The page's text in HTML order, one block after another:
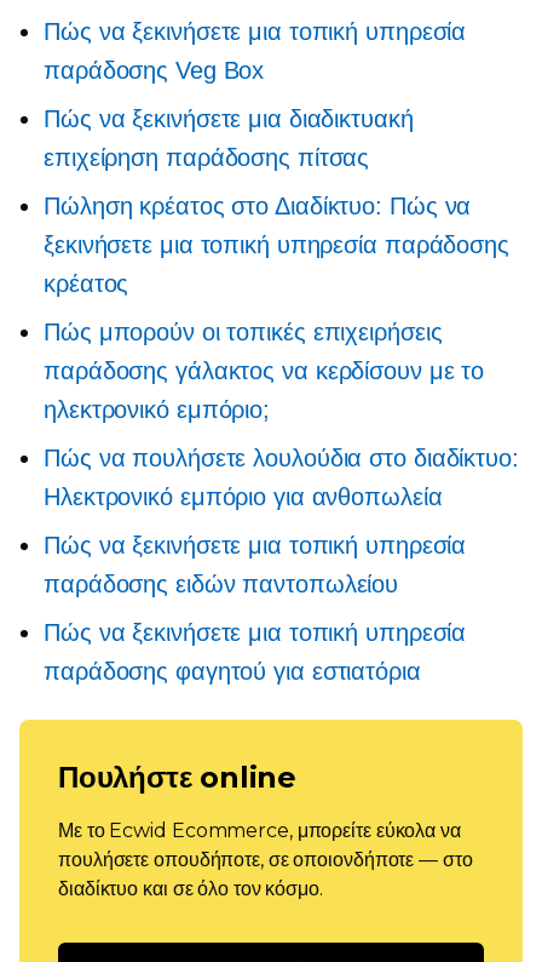
Πώς να ξεκινήσετε μια τοπική υπηρεσία
παράδοσης Veg Box
Πώς να ξεκινήσετε μια διαδικτυακή
επιχείρηση παράδοσης πίτσας
Πώληση κρέατος στο Διαδίκτυο: Πώς να
ξεκινήσετε μια τοπική υπηρεσία παράδοσης
κρέατος
Πώς μπορούν οι τοπικές επιχειρήσεις
παράδοσης γάλακτος να κερδίσουν με το
ηλεκτρονικό εμπόριο;
Πώς να πουλήσετε λουλούδια στο διαδίκτυο:
Ηλεκτρονικό εμπόριο για ανθοπωλεία
Πώς να ξεκινήσετε μια τοπική υπηρεσία
παράδοσης ειδών παντοπωλείου
Πώς να ξεκινήσετε μια τοπική υπηρεσία
παράδοσης φαγητού για εστιατόρια
Πουλήστε online
Με το Ecwid Ecommerce, μπορείτε εύκολα να
πουλήσετε οπουδήποτε, σε οποιονδήποτε — στο
διαδίκτυο και σε όλο τον κόσμο.